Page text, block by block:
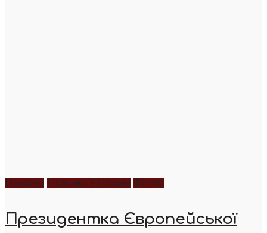
Новини Новини України Фото
Президентка Європейської